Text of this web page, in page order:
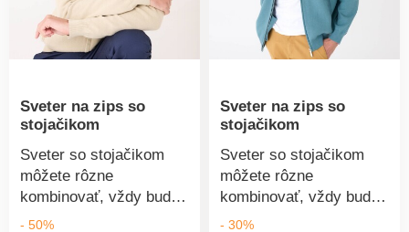
Sveter na zips so
stojačikom
Sveter so stojačikom
môžete rôzne
kombinovať, vždy bude
skvelý. Kvalitný ťažký
- 50%
Sveter na zips so
stojačikom
Sveter so stojačikom
môžete rôzne
kombinovať, vždy bude
skvelý. Kvalitný ťažký
- 30%